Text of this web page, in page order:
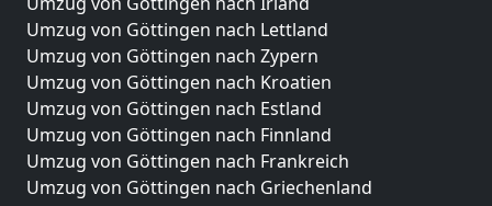
Umzug von Göttingen nach Lettland
Umzug von Göttingen nach Zypern
Umzug von Göttingen nach Kroatien
Umzug von Göttingen nach Estland
Umzug von Göttingen nach Finnland
Umzug von Göttingen nach Frankreich
Umzug von Göttingen nach Griechenland